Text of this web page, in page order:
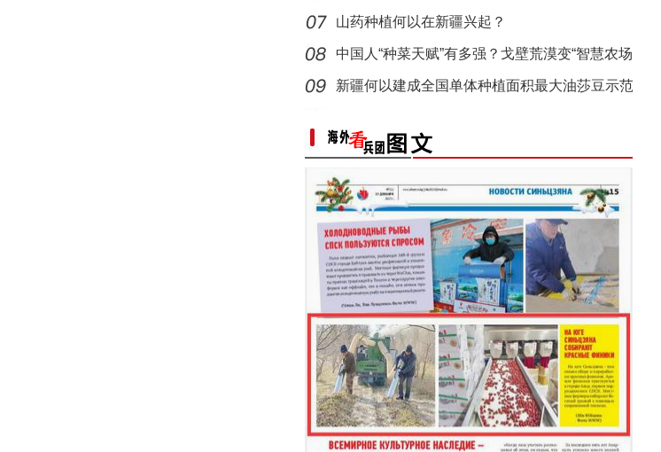
侨乡故事 | 创业者青年古丽菲亚·库尔班：让
山药种植何以在新疆兴起？
中国人“种菜天赋”有多强？戈壁荒漠变“智慧农场
新疆何以建成全国单体种植面积最大油莎豆示范